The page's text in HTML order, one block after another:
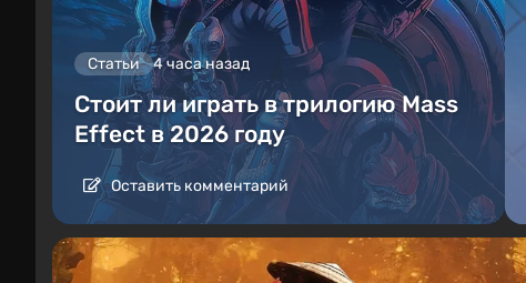
Статьи 4 часа назад
Стоит ли играть в трилогию Mass
Effect в 2026 году
Оставить комментарий